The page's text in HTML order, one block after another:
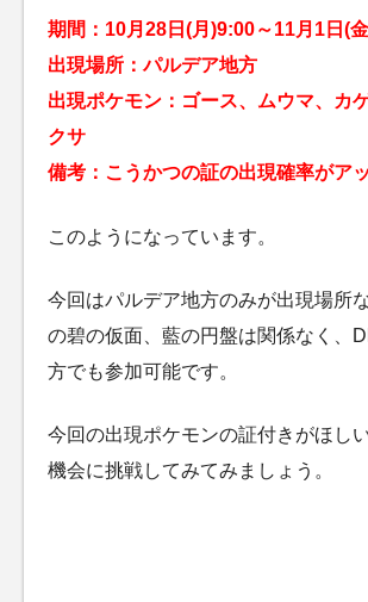
期間：10月28日(月)9:00～11月1日(
出現場所：パルデア地方
出現ポケモン：ゴース、ムウマ、カ
クサ
備考：こうかつの証の出現確率がア
このようになっています。
今回はパルデア地方のみが出現場所
の碧の仮面、藍の円盤は関係なく、
方でも参加可能です。
今回の出現ポケモンの証付きがほし
機会に挑戦してみてみましょう。